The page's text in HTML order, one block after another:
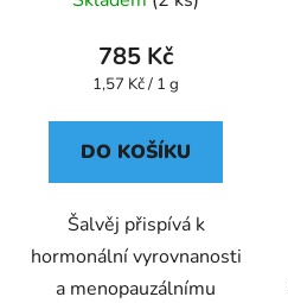
785 Kč
Měrná
1,57 Kč / 1 g
DO KOŠÍKU
Šalvěj přispívá k
hormonální vyrovnanosti
a menopauzálnímu